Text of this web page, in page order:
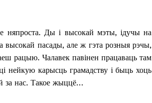
няпроста. Ды і высокай мэты, ідучы на
высокай пасады, але ж гэта розныя рэчы,
рацыю. Чалавек павінен працаваць там
нейкую карысць грамадству і быць хоць
за нас. Такое жыццё…